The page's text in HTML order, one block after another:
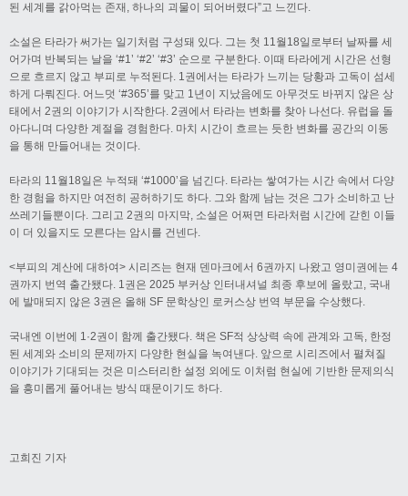
된 세계를 갉아먹는 존재, 하나의 괴물이 되어버렸다”고 느낀다.
소설은 타라가 써가는 일기처럼 구성돼 있다. 그는 첫 11월18일로부터 날짜를 세
어가며 반복되는 날을 ‘#1’ ‘#2’ ‘#3’ 순으로 구분한다. 이때 타라에게 시간은 선형
으로 흐르지 않고 부피로 누적된다. 1권에서는 타라가 느끼는 당황과 고독이 섬세
하게 다뤄진다. 어느덧 ‘#365’를 맞고 1년이 지났음에도 아무것도 바뀌지 않은 상
태에서 2권의 이야기가 시작한다. 2권에서 타라는 변화를 찾아 나선다. 유럽을 돌
아다니며 다양한 계절을 경험한다. 마치 시간이 흐르는 듯한 변화를 공간의 이동
을 통해 만들어내는 것이다.
타라의 11월18일은 누적돼 ‘#1000’을 넘긴다. 타라는 쌓여가는 시간 속에서 다양
한 경험을 하지만 여전히 공허하기도 하다. 그와 함께 남는 것은 그가 소비하고 난
쓰레기들뿐이다. 그리고 2권의 마지막, 소설은 어쩌면 타라처럼 시간에 갇힌 이들
이 더 있을지도 모른다는 암시를 건넨다.
<부피의 계산에 대하여> 시리즈는 현재 덴마크에서 6권까지 나왔고 영미권에는 4
권까지 번역 출간됐다. 1권은 2025 부커상 인터내셔널 최종 후보에 올랐고, 국내
에 발매되지 않은 3권은 올해 SF 문학상인 로커스상 번역 부문을 수상했다.
국내엔 이번에 1·2권이 함께 출간됐다. 책은 SF적 상상력 속에 관계와 고독, 한정
된 세계와 소비의 문제까지 다양한 현실을 녹여낸다. 앞으로 시리즈에서 펼쳐질
이야기가 기대되는 것은 미스터리한 설정 외에도 이처럼 현실에 기반한 문제의식
을 흥미롭게 풀어내는 방식 때문이기도 하다.
고희진 기자